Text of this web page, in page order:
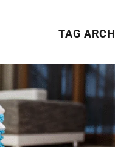
TAG